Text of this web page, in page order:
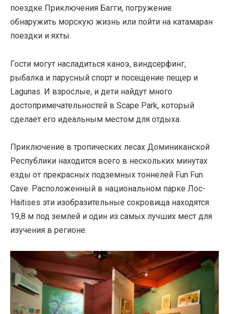
поездке Приключения Багги, погружение
обнаружить морскую жизнь или пойти на катамаран
поездки и яхты.
Гости могут насладиться каноэ, виндсерфинг,
рыбалка и парусный спорт и посещение пещер и
Lagunas. И взрослые, и дети найдут много
достопримечательностей в Scape Park, который
сделает его идеальным местом для отдыха.
Приключение в тропических лесах Доминиканской
Республики находится всего в нескольких минутах
езды от прекрасных подземных тоннелей Fun Fun
Cave. Расположенный в национальном парке Лос-
Haitises эти изобразительные сокровища находятся
19,8 м под землей и один из самых лучших мест для
изучения в регионе.